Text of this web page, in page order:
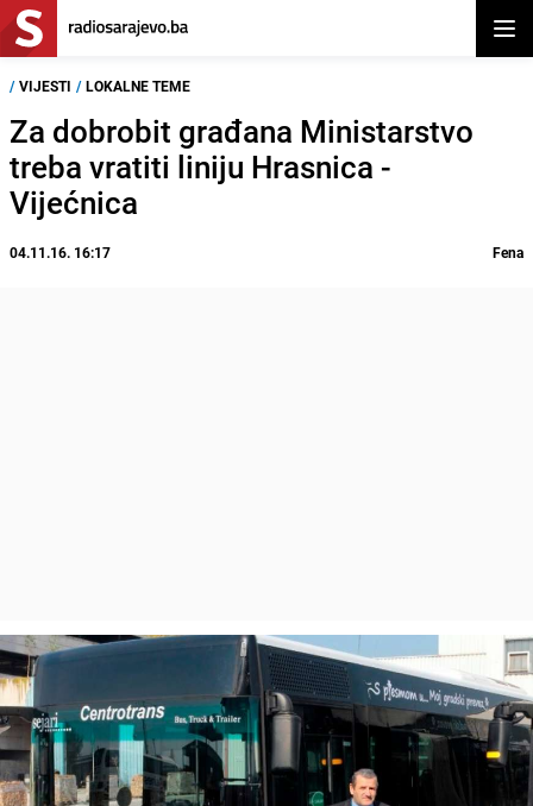
/ VIJESTI / LOKALNE TEME
Za dobrobit građana Ministarstvo
treba vratiti liniju Hrasnica -
Vijećnica
04.11.16. 16:17 Fena